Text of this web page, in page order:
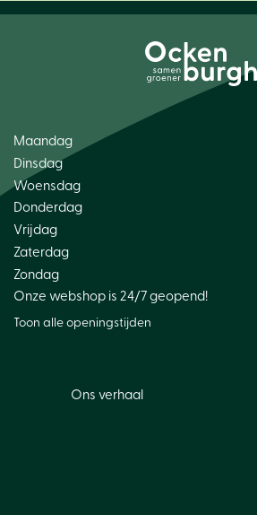
Maandag
Dinsdag
Woensdag
Donderdag
Vrijdag
Zaterdag
Zondag
Onze webshop is 24/7 geopend!
Toon alle openingstijden
Ons verhaal